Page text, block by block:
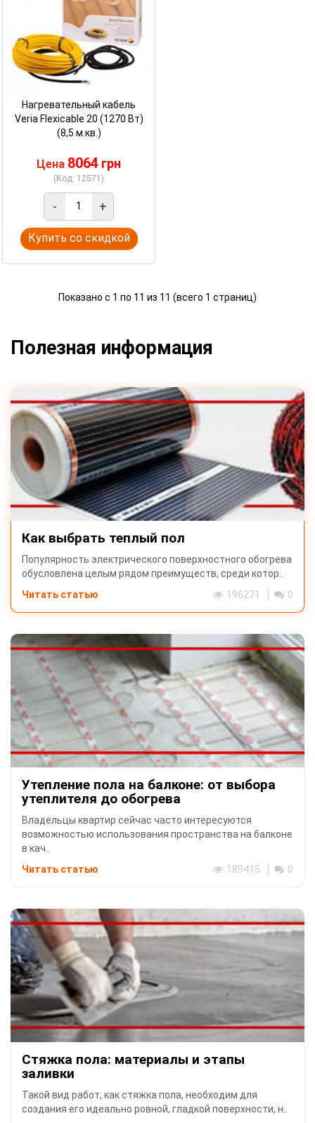
Нагревательный кабель
Veria Flexicable 20 (1270 Вт)
(8,5 м.кв.)
Цена 8064 грн
(Код: 12571)
- +
Купить со скидкой
Показано с 1 по 11 из 11 (всего 1 страниц)
Полезная информация
Как выбрать теплый пол
Популярность электрического поверхностного обогрева
обусловлена целым рядом преимуществ, среди котор..
Читать статью
196271 0
Утепление пола на балконе: от выбора
утеплителя до обогрева
Владельцы квартир сейчас часто интересуются
возможностью использования пространства на балконе
в кач..
Читать статью
189415 0
Стяжка пола: материалы и этапы
заливки
Такой вид работ, как стяжка пола, необходим для
создания его идеально ровной, гладкой поверхности, н..